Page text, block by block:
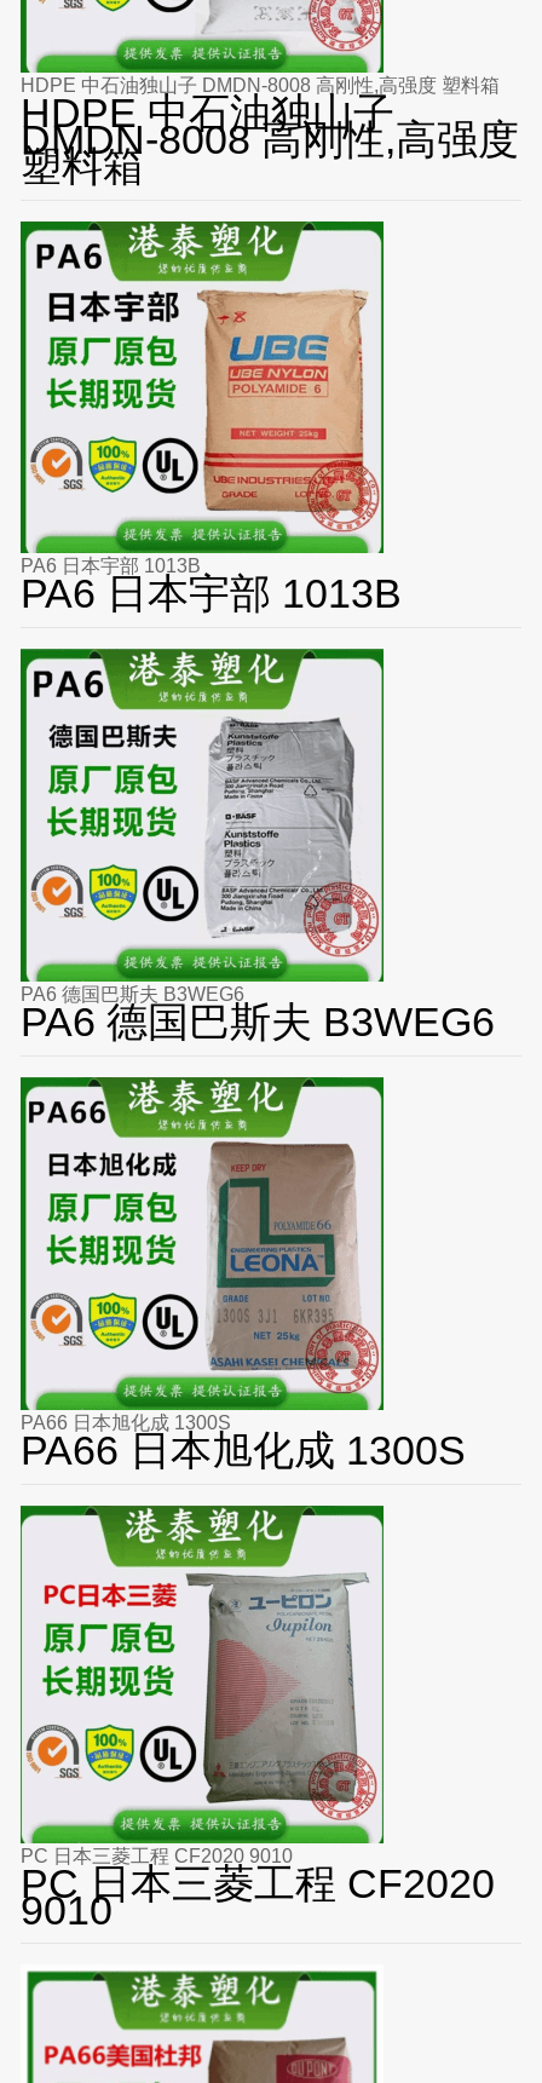
HDPE 中石油独山子 DMDN-8008 高刚性,高强度 塑料箱
HDPE 中石油独山子
DMDN-8008 高刚性,高强度
塑料箱
PA6 日本宇部 1013B
PA6 日本宇部 1013B
PA6 德国巴斯夫 B3WEG6
PA6 德国巴斯夫 B3WEG6
PA66 日本旭化成 1300S
PA66 日本旭化成 1300S
PC 日本三菱工程 CF2020 9010
PC 日本三菱工程 CF2020
9010